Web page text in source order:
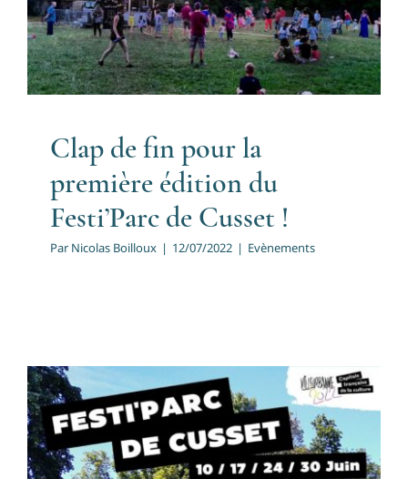
Evènements
Clap de fin pour la
première édition du
Festi’Parc de Cusset !
Par Nicolas Boilloux | 12/07/2022 | Evènements
Festi’Parc : Cusset fait son
festival !
Evènements